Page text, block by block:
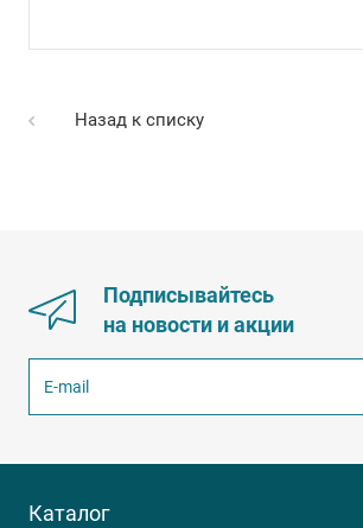
Назад к списку
Подписывайтесь
на новости и акции
Каталог